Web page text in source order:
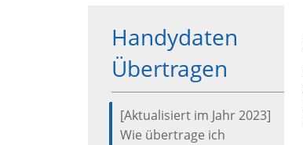
Handydaten
Übertragen
[Aktualisiert im Jahr 2023]
Wie übertrage ich